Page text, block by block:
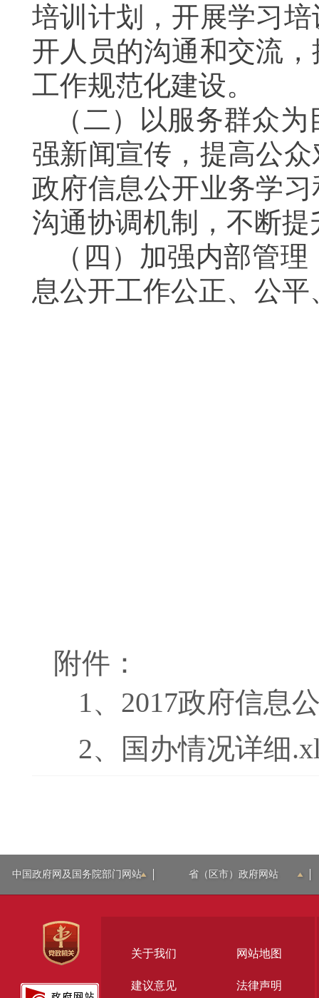
培训计划，开展学习
开人员的沟通和交流
工作规范化建设。
（二）以服务群众
强新闻宣传，提高公
政府信息公开业务学
沟通协调机制，不断
（四）加强内部管
息公开工作公正、公
附件：
1、 2017政府信息
2、
国办情况详细
中国政府网及国务院部门网站 省（区市）政府网站
关于我们 网站地图
建议意见 法律声明